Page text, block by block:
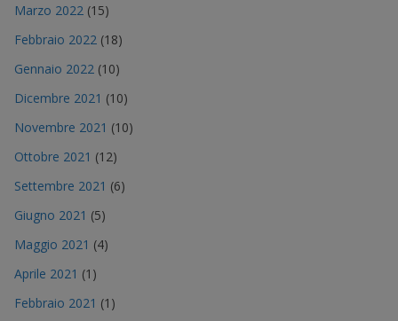
Marzo 2022 (15)
Febbraio 2022 (18)
Gennaio 2022 (10)
Dicembre 2021 (10)
Novembre 2021 (10)
Ottobre 2021 (12)
Settembre 2021 (6)
Giugno 2021 (5)
Maggio 2021 (4)
Aprile 2021 (1)
Febbraio 2021 (1)